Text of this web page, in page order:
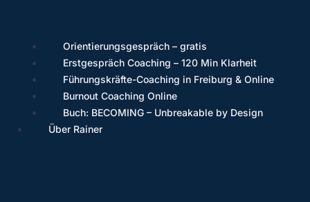
Orientierungsgespräch – gratis
Erstgespräch Coaching – 120 Min Klarheit
Führungskräfte-Coaching in Freiburg & Online
Burnout Coaching Online
Buch: BECOMING – Unbreakable by Design
Über Rainer